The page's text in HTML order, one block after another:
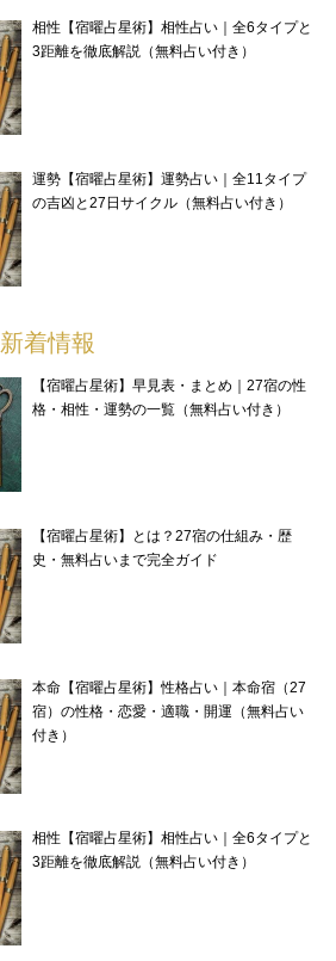
相性【宿曜占星術】相性占い｜全6タイプと
3距離を徹底解説（無料占い付き）
運勢【宿曜占星術】運勢占い｜全11タイプ
の吉凶と27日サイクル（無料占い付き）
着情報
【宿曜占星術】早見表・まとめ｜27宿の性
格・相性・運勢の一覧（無料占い付き）
【宿曜占星術】とは？27宿の仕組み・歴
史・無料占いまで完全ガイド
本命【宿曜占星術】性格占い｜本命宿（27
宿）の性格・恋愛・適職・開運（無料占い
付き）
相性【宿曜占星術】相性占い｜全6タイプと
3距離を徹底解説（無料占い付き）